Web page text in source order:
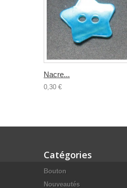
Nacre...
0,30 €
Catégories
Bouton
Nouveautés